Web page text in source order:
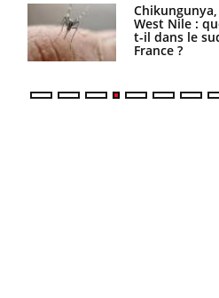
Chikungunya,
West Nile :
t-il dans le
France ?